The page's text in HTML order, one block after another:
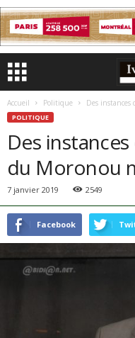
Accueil Politique Des instances
POLITIQUE
Des
du Moronou
7 janvier 2019 2549
Facebook